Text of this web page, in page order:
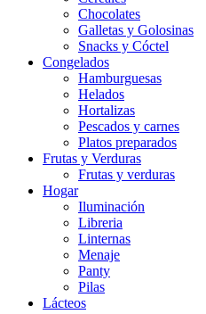
Chocolates
Galletas y Golosinas
Snacks y Cóctel
Congelados
Hamburguesas
Helados
Hortalizas
Pescados y carnes
Platos preparados
Frutas y Verduras
Frutas y verduras
Hogar
Iluminación
Libreria
Linternas
Menaje
Panty
Pilas
Lácteos